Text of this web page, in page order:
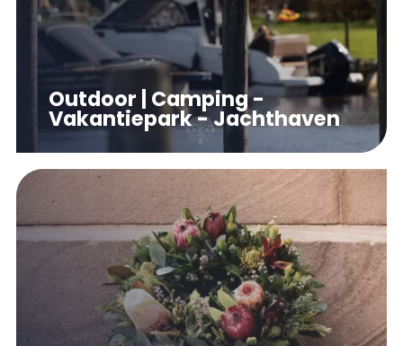
Outdoor | Camping -
Vakantiepark - Jachthaven